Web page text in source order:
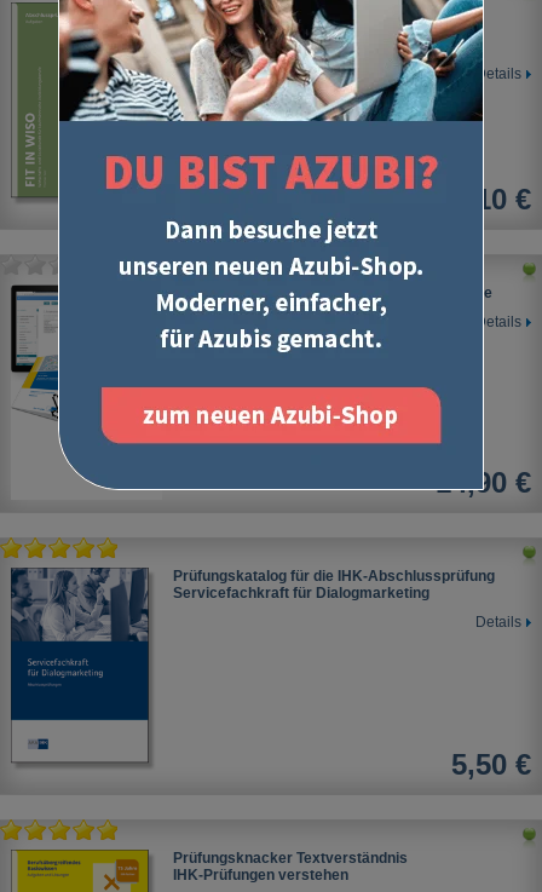
Wirtschafts- und Sozialkunde
Prüfungstrainer "Fit in WiSo"
für kaufmännische Berufe
Details
36,10 €
Prüfungstraining Wirtschafts- und Sozialkunde
Details
14,90 €
Prüfungskatalog für die IHK-Abschlussprüfung
Servicefachkraft für Dialogmarketing
Details
5,50 €
Prüfungsknacker Textverständnis
IHK-Prüfungen verstehen